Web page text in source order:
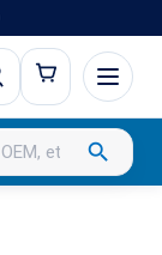
search